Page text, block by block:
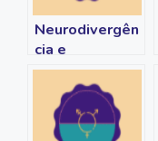
k
k
Neurodivergên
cia e
Relacionament